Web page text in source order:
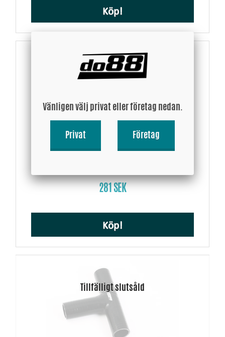
Köp!
Silikonslang Svart 60 grader 1,75 - 2´´ (45-51mm)
281 SEK
Köp!
Vänligen välj privat eller företag nedan.
Privat Företag